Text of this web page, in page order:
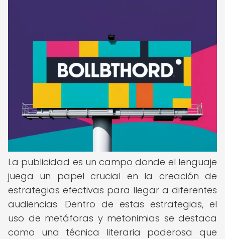
La publicidad es un campo donde el lenguaje
juega un papel crucial en la creación de
estrategias efectivas para llegar a diferentes
audiencias. Dentro de estas estrategias, el
uso de metáforas y metonimias se destaca
como una técnica literaria poderosa que